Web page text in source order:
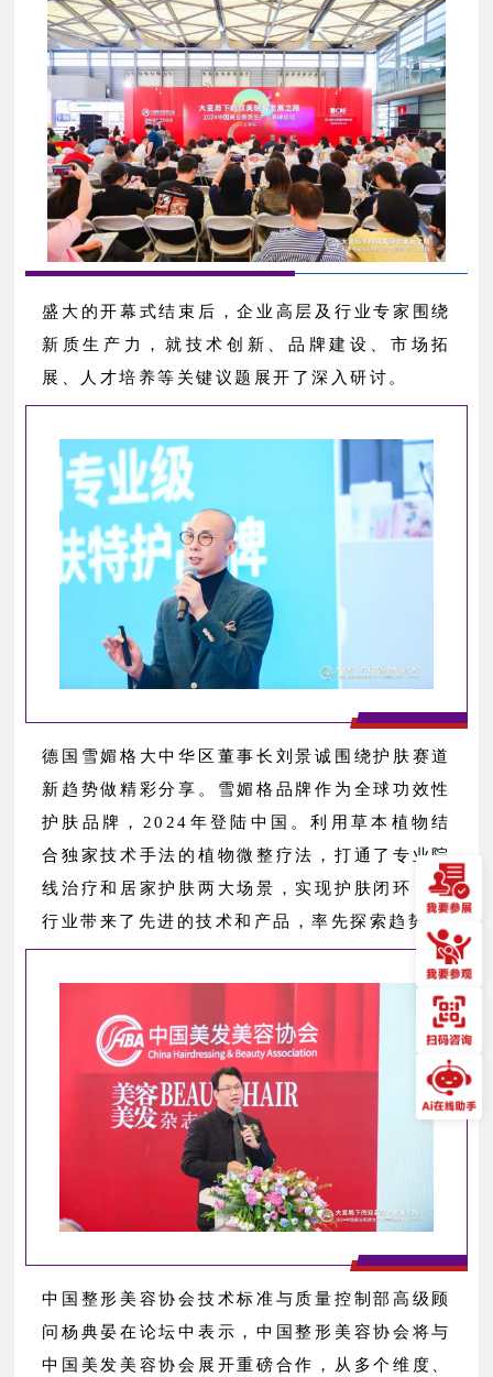
盛大的开幕式结束后，企业高层及行业专家围绕
新质生产力，就技术创新、品牌建设、市场拓
展、人才培养等关键议题展开了深入研讨。
德国雪媚格大中华区董事长刘景诚围绕护肤赛道
新趋势做精彩分享。雪媚格品牌作为全球功效性
护肤品牌，2024年登陆中国。利用草本植物结
合独家技术手法的植物微整疗法，打通了专业院
线治疗和居家护肤两大场景，实现护肤闭环，为
行业带来了先进的技术和产品，率先探索趋势。
中国整形美容协会技术标准与质量控制部高级顾
问杨典晏在论坛中表示，中国整形美容协会将与
中国美发美容协会展开重磅合作，从多个维度、